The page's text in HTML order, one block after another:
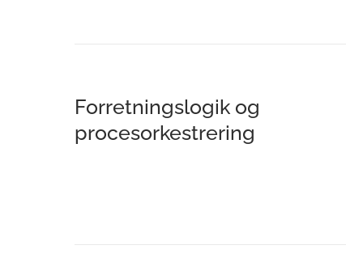
Forretningslogik og
procesorkestrering